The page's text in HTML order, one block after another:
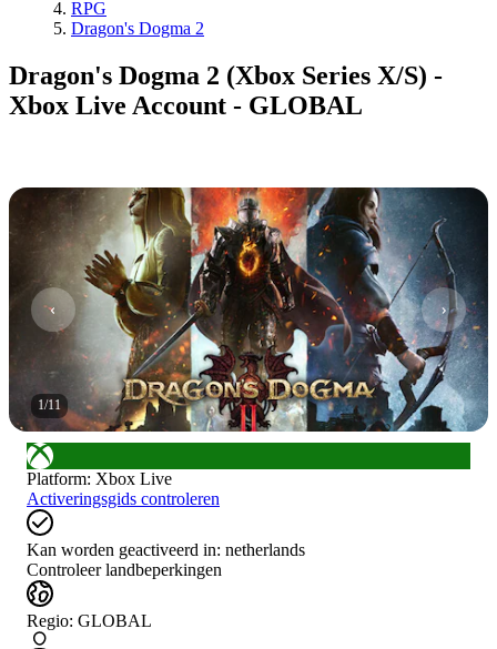
RPG
Dragon's Dogma 2
Dragon's Dogma 2 (Xbox Series X/S) -
Xbox Live Account - GLOBAL
1/11
Platform: Xbox Live
Activeringsgids controleren
Kan worden geactiveerd in: netherlands
Controleer landbeperkingen
Regio: GLOBAL